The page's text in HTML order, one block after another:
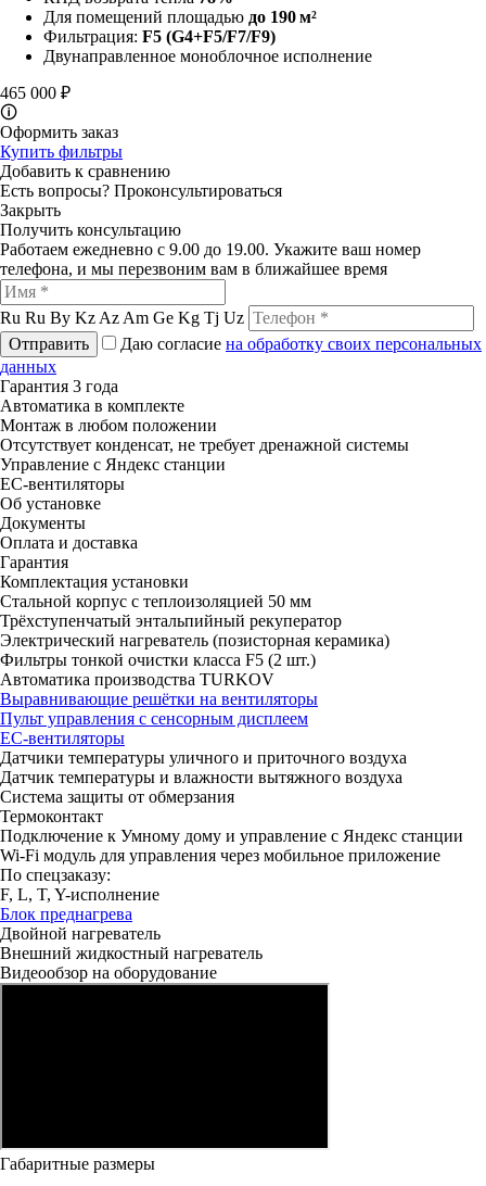
Для помещений площадью до 190 м²
Фильтрация: F5 (G4+F5/F7/F9)
Двунаправленное моноблочное исполнение
465 000 ₽
🛈
Оформить заказ
Купить фильтры
Добавить к сравнению
Есть вопросы? Проконсультироваться
Закрыть
Получить консультацию
Работаем ежедневно с 9.00 до 19.00. Укажите ваш номер
телефона, и мы перезвоним вам в ближайшее время
Ru Ru By Kz Az Am Ge Kg Tj Uz
Отправить
Даю согласие на обработку своих персональных
данных
Гарантия 3 года
Автоматика в комплекте
Монтаж в любом положении
Отсутствует конденсат, не требует дренажной системы
Управление с Яндекс станции
ЕС-вентиляторы
Об установке
Документы
Оплата и доставка
Гарантия
Комплектация установки
Стальной корпус с теплоизоляцией 50 мм
Трёхступенчатый энтальпийный рекуператор
Электрический нагреватель (позисторная керамика)
Фильтры тонкой очистки класса F5 (2 шт.)
Автоматика производства TURKOV
Выравнивающие решётки на вентиляторы
Пульт управления с сенсорным дисплеем
ЕС-вентиляторы
Датчики температуры уличного и приточного воздуха
Датчик температуры и влажности вытяжного воздуха
Система защиты от обмерзания
Термоконтакт
Подключение к Умному дому и управление с Яндекс станции
Wi-Fi модуль для управления через мобильное приложение
По спецзаказу:
F, L, T, Y-исполнение
Блок преднагрева
Двойной нагреватель
Внешний жидкостный нагреватель
Видеообзор на оборудование
Габаритные размеры